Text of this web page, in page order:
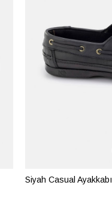
Siyah Casual Ayakkabı